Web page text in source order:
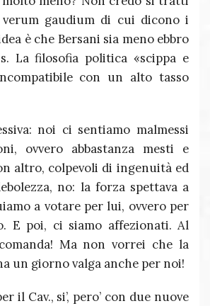
verum gaudium di cui dicono i
è che Bersani sia meno ebbro
La filosofia politica «scippa e
con un alto tasso
noi ci sentiamo malmessi
ovvero abbastanza mesti e
altro, colpevoli di ingenuità ed
no: la forza spettava a
a votare per lui, ovvero per
E poi, ci siamo affezionati. Al
Ma non vorrei che la
un giorno valga anche per noi!
il Cav., si’, pero’ con due nuove